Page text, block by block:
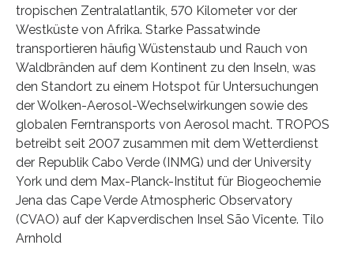
tropischen Zentralatlantik, 570 Kilometer vor der
Westküste von Afrika. Starke Passatwinde
transportieren häufig Wüstenstaub und Rauch von
Waldbränden auf dem Kontinent zu den Inseln, was
den Standort zu einem Hotspot für Untersuchungen
der Wolken-Aerosol-Wechselwirkungen sowie des
globalen Ferntransports von Aerosol macht. TROPOS
betreibt seit 2007 zusammen mit dem Wetterdienst
der Republik Cabo Verde (INMG) und der University
York und dem Max-Planck-Institut für Biogeochemie
Jena das Cape Verde Atmospheric Observatory
(CVAO) auf der Kapverdischen Insel São Vicente. Tilo
Arnhold